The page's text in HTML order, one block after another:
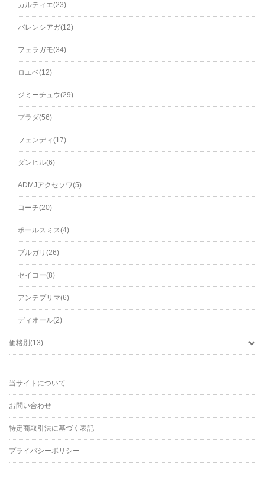
カルティエ(23)
バレンシアガ(12)
フェラガモ(34)
ロエベ(12)
ジミーチュウ(29)
プラダ(56)
フェンディ(17)
ダンヒル(6)
ADMJアクセソワ(5)
コーチ(20)
ポールスミス(4)
ブルガリ(26)
セイコー(8)
アンテプリマ(6)
ディオール(2)
価格別(13)
当サイトについて
お問い合わせ
特定商取引法に基づく表記
プライバシーポリシー